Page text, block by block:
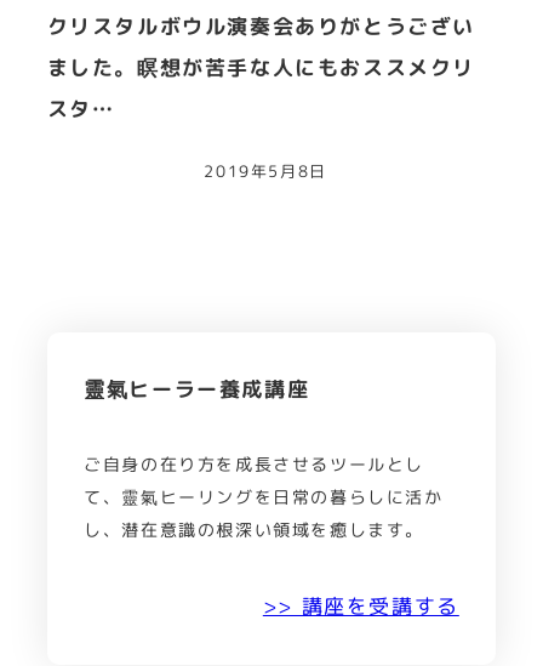
クリスタルボウル演奏会ありがとうござい
ました。瞑想が苦手な人にもおススメクリ
スタ…
2019年5月8日
靈氣ヒーラー養成講座
ご自身の在り方を成長させるツールとし
て、靈氣ヒーリングを日常の暮らしに活か
し、潜在意識の根深い領域を癒します。
>> 講座を受講する